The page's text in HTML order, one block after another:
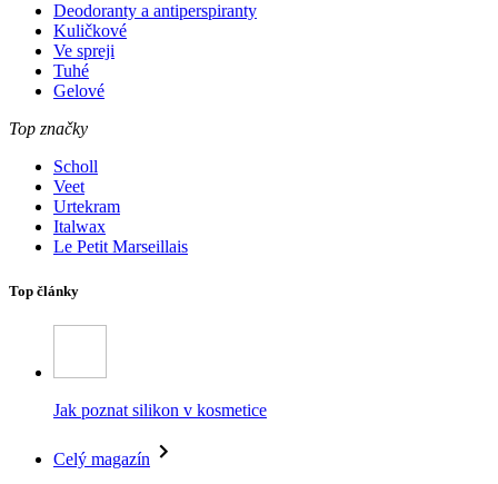
Deodoranty a antiperspiranty
Kuličkové
Ve spreji
Tuhé
Gelové
Top značky
Scholl
Veet
Urtekram
Italwax
Le Petit Marseillais
Top články
Jak poznat silikon v kosmetice
Celý magazín